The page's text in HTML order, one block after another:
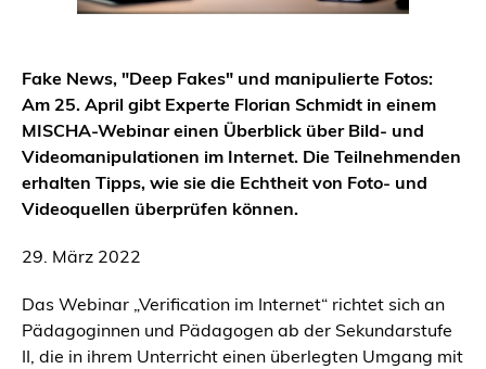
Fake News, "Deep Fakes" und manipulierte Fotos:
Am 25. April gibt Experte Florian Schmidt in einem
MISCHA-Webinar einen Überblick über Bild- und
Videomanipulationen im Internet. Die Teilnehmenden
erhalten Tipps, wie sie die Echtheit von Foto- und
Videoquellen überprüfen können.
29. März 2022
Das Webinar „Verification im Internet“ richtet sich an
Pädagoginnen und Pädagogen ab der Sekundarstufe
II, die in ihrem Unterricht einen überlegten Umgang mit